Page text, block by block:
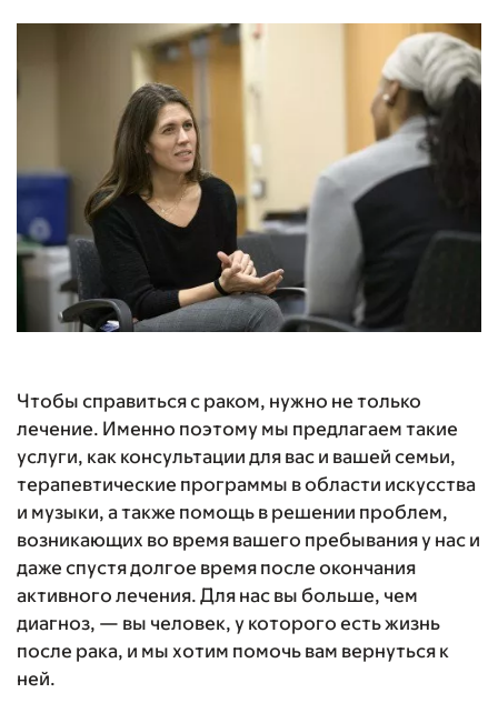
Чтобы справиться с раком, нужно не только
лечение. Именно поэтому мы предлагаем такие
услуги, как консультации для вас и вашей семьи,
терапевтические программы в области искусства
и музыки, а также помощь в решении проблем,
возникающих во время вашего пребывания у нас и
даже спустя долгое время после окончания
активного лечения. Для нас вы больше, чем
диагноз, — вы человек, у которого есть жизнь
после рака, и мы хотим помочь вам вернуться к
ней.